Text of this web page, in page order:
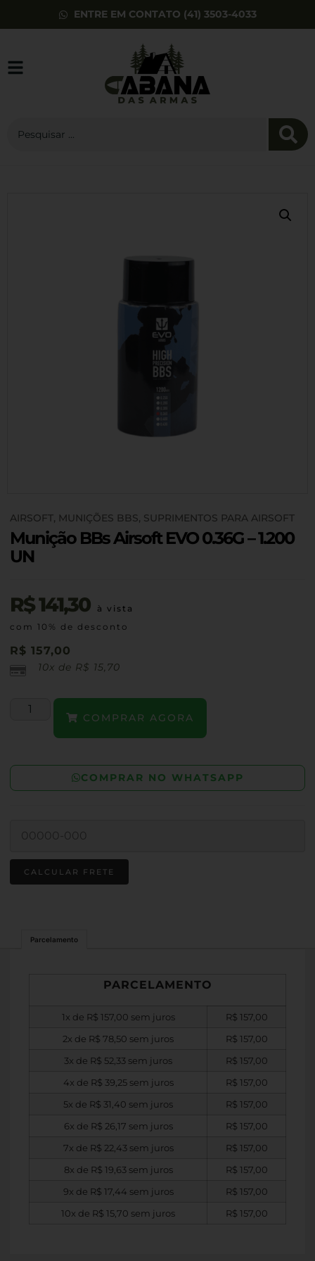
ENTRE EM CONTATO (41) 3503-4033
AIRSOFT, MUNIÇÕES BBS, SUPRIMENTOS PARA AIRSOFT
Munição BBs Airsoft EVO 0.36G – 1.200
UN
R$141,30
à vista
com 10% de desconto
R$ 157,00
10x de R$ 15,70
COMPRAR AGORA
COMPRAR NO WHATSAPP
Parcelamento
PARCELAMENTO
1x de R$ 157,00 sem juros R$ 157,00
2x de R$ 78,50 sem juros R$ 157,00
3x de R$ 52,33 sem juros R$ 157,00
4x de R$ 39,25sem juros R$ 157,00
5x de R$ 31,40 sem juros R$ 157,00
6x de R$ 26,17 sem juros R$ 157,00
7x de R$ 22,43sem juros R$ 157,00
8x de R$ 19,63sem juros R$ 157,00
9x de R$ 17,44 sem juros R$ 157,00
10x de R$ 15,70 sem juros R$ 157,00